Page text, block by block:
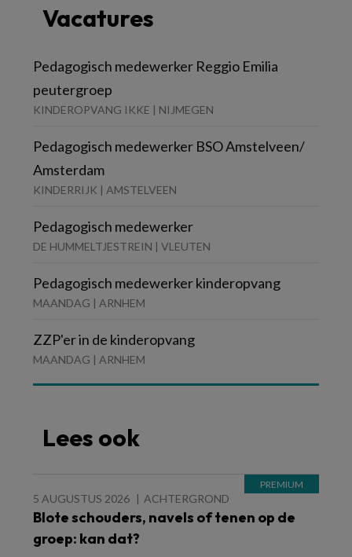
Vacatures
Pedagogisch medewerker Reggio Emilia
peutergroep
KINDEROPVANG IKKE | NIJMEGEN
Pedagogisch medewerker BSO Amstelveen/
Amsterdam
KINDERRIJK | AMSTELVEEN
Pedagogisch medewerker
DE HUMMELTJESTREIN | VLEUTEN
Pedagogisch medewerker kinderopvang
MAANDAG | ARNHEM
ZZP'er in de kinderopvang
MAANDAG | ARNHEM
Lees ook
5 AUGUSTUS 2026 ACHTERGROND
Blote schouders, navels of tenen op de
groep: kan dat?